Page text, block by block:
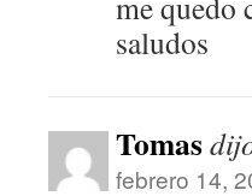
saludos
Tomas
febrero 14,